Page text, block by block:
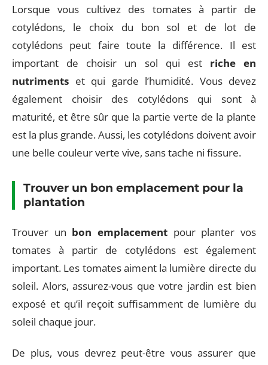
Lorsque vous cultivez des tomates à partir de
cotylédons, le choix du bon sol et de lot de
cotylédons peut faire toute la différence. Il est
important de choisir un sol qui est riche en
nutriments et qui garde l’humidité. Vous devez
également choisir des cotylédons qui sont à
maturité, et être sûr que la partie verte de la plante
est la plus grande. Aussi, les cotylédons doivent avoir
une belle couleur verte vive, sans tache ni fissure.
Trouver un bon emplacement pour la
plantation
Trouver un bon emplacement pour planter vos
tomates à partir de cotylédons est également
important. Les tomates aiment la lumière directe du
soleil. Alors, assurez-vous que votre jardin est bien
exposé et qu’il reçoit suffisamment de lumière du
soleil chaque jour.
De plus, vous devrez peut-être vous assurer que